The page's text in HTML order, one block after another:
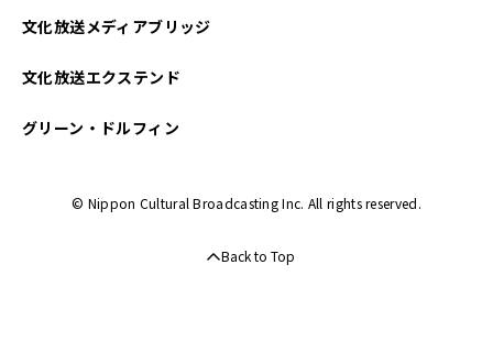
文化放送メディアブリッジ
文化放送エクステンド
グリーン・ドルフィン
© Nippon Cultural Broadcasting Inc. All rights reserved.
Back to Top